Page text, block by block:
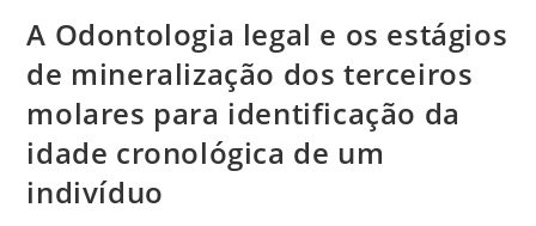
A Odontologia legal e os estágios
de mineralização dos terceiros
molares para identificação da
idade cronológica de um
indivíduo